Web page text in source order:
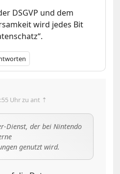
DSGVP und dem
wird jedes Bit
Uhrzu ant ⇡
Dienst, der bei Nintendo
genutzt wird.